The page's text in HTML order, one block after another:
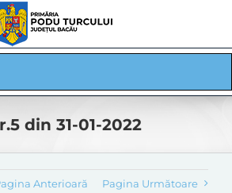
din 31-01-2022
Anterioară Pagina Următoare